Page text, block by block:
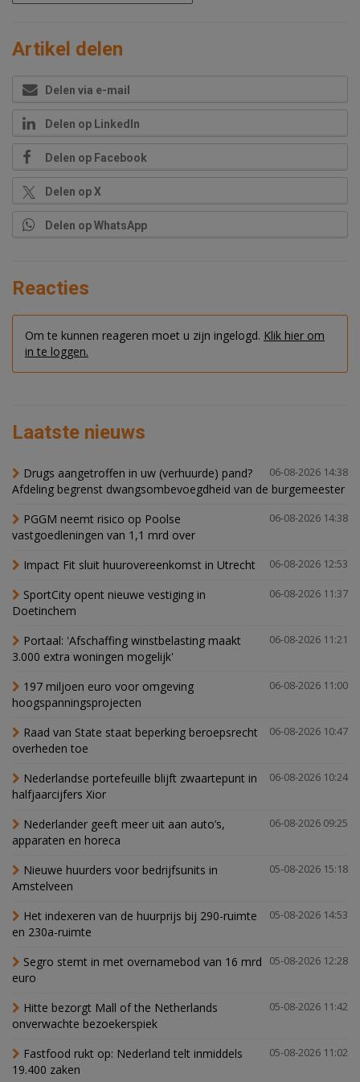
Artikel delen
Delen via e-mail
Delen op LinkedIn
Delen op Facebook
Delen op X
Delen op WhatsApp
Reacties
Om te kunnen reageren moet u zijn ingelogd. Klik hier om
in te loggen.
Laatste nieuws
06-08-2026 14:38
Drugs aangetroffen in uw (verhuurde) pand?
Afdeling begrenst dwangsombevoegdheid van de burgemeester
06-08-2026 14:38
PGGM neemt risico op Poolse
vastgoedleningen van 1,1 mrd over
06-08-2026 12:53
Impact Fit sluit huurovereenkomst in Utrecht
06-08-2026 11:37
SportCity opent nieuwe vestiging in
Doetinchem
06-08-2026 11:21
Portaal: 'Afschaffing winstbelasting maakt
3.000 extra woningen mogelijk'
06-08-2026 11:00
197 miljoen euro voor omgeving
hoogspanningsprojecten
06-08-2026 10:47
Raad van State staat beperking beroepsrecht
overheden toe
06-08-2026 10:24
Nederlandse portefeuille blijft zwaartepunt in
halfjaarcijfers Xior
06-08-2026 09:25
Nederlander geeft meer uit aan auto’s,
apparaten en horeca
05-08-2026 15:18
Nieuwe huurders voor bedrijfsunits in
Amstelveen
05-08-2026 14:53
Het indexeren van de huurprijs bij 290-ruimte
en 230a-ruimte
05-08-2026 12:28
Segro stemt in met overnamebod van 16 mrd
euro
05-08-2026 11:42
Hitte bezorgt Mall of the Netherlands
onverwachte bezoekerspiek
05-08-2026 11:02
Fastfood rukt op: Nederland telt inmiddels
19.400 zaken